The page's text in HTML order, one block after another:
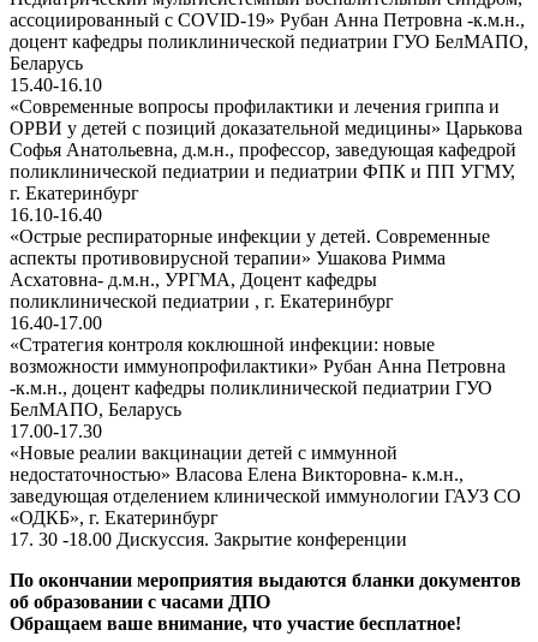
ассоциированный с COVID-19» Рубан Анна Петровна -к.м.н.,
доцент кафедры поликлинической педиатрии ГУО БелМАПО,
Беларусь
15.40-16.10
«Современные вопросы профилактики и лечения гриппа и
ОРВИ у детей с позиций доказательной медицины» Царькова
Софья Анатольевна, д.м.н., профессор, заведующая кафедрой
поликлинической педиатрии и педиатрии ФПК и ПП УГМУ,
г. Екатеринбург
16.10-16.40
«Острые респираторные инфекции у детей. Современные
аспекты противовирусной терапии» Ушакова Римма
Асхатовна- д.м.н., УРГМА, Доцент кафедры
поликлинической педиатрии , г. Екатеринбург
16.40-17.00
«Стратегия контроля коклюшной инфекции: новые
возможности иммунопрофилактики» Рубан Анна Петровна
-к.м.н., доцент кафедры поликлинической педиатрии ГУО
БелМАПО, Беларусь
17.00-17.30
«Новые реалии вакцинации детей с иммунной
недостаточностью» Власова Елена Викторовна- к.м.н.,
заведующая отделением клинической иммунологии ГАУЗ СО
«ОДКБ», г. Екатеринбург
17. 30 -18.00 Дискуссия. Закрытие конференции
По окончании мероприятия выдаются бланки документов
об образовании с часами ДПО
Обращаем ваше внимание, что участие бесплатное!